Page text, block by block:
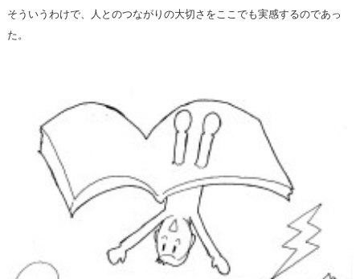
そういうわけで、人とのつながりの大切さをここでも実感するのであっ
た。